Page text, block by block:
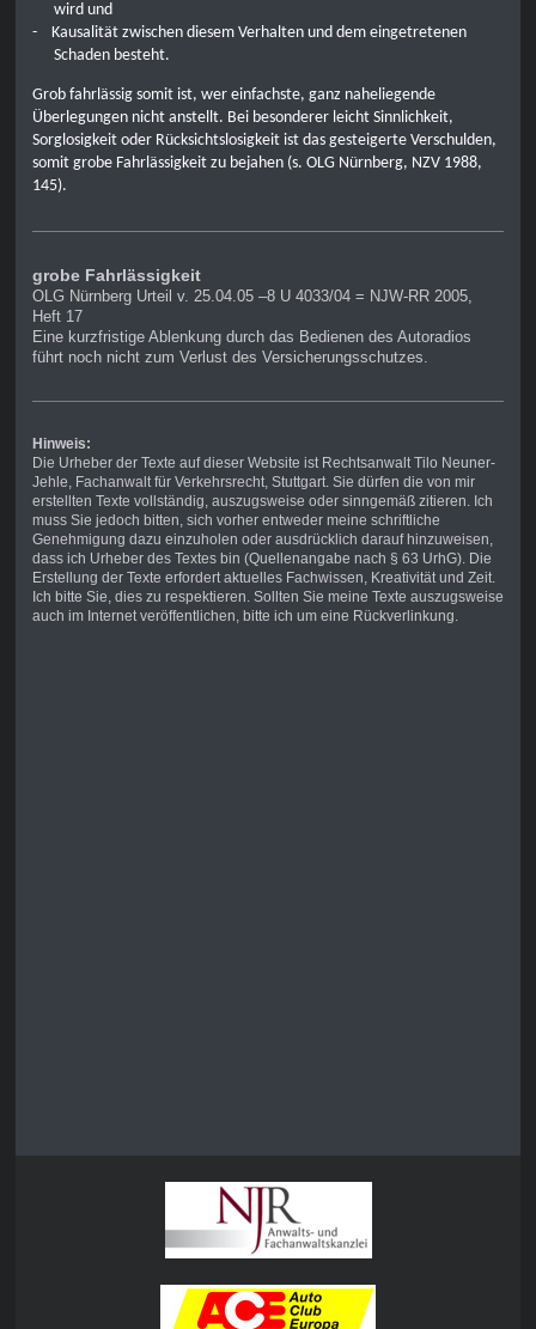
wird und
-
Kausalität zwischen diesem Verhalten und dem eingetretenen
Schaden besteht.
Grob fahrlässig somit ist, wer einfachste, ganz naheliegende
Überlegungen nicht anstellt. Bei besonderer leicht Sinnlichkeit,
Sorglosigkeit oder Rücksichtslosigkeit ist das gesteigerte Verschulden,
somit grobe Fahrlässigkeit zu bejahen (s. OLG Nürnberg, NZV 1988,
145).
grobe Fahrlässigkeit
OLG Nürnberg Urteil v. 25.04.05 –8 U 4033/04 = NJW-RR 2005,
Heft 17
Eine kurzfristige Ablenkung durch das Bedienen des Autoradios
führt noch nicht zum Verlust des Versicherungsschutzes.
Hinweis:
Die Urheber der Texte auf dieser Website ist Rechtsanwalt Tilo Neuner-
Jehle, Fachanwalt für Verkehrsrecht, Stuttgart. Sie dürfen die von mir
erstellten Texte vollständig, auszugsweise oder sinngemäß zitieren. Ich
muss Sie jedoch bitten, sich vorher entweder meine schriftliche
Genehmigung dazu einzuholen oder ausdrücklich darauf hinzuweisen,
dass ich Urheber des Textes bin (Quellenangabe nach § 63 UrhG). Die
Erstellung der Texte erfordert aktuelles Fachwissen, Kreativität und Zeit.
Ich bitte Sie, dies zu respektieren. Sollten Sie meine Texte auszugsweise
auch im Internet veröffentlichen, bitte ich um eine Rückverlinkung.